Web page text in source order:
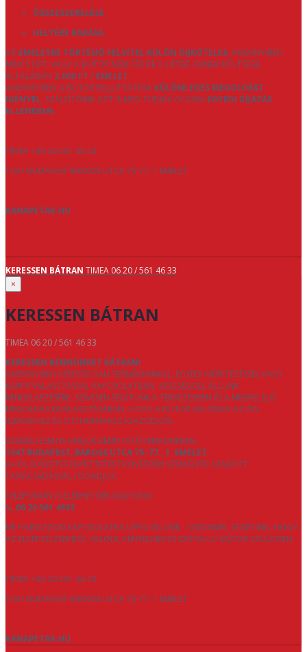
ÖSSZESZERELÉSE,
HELYÉRE RAKÁSA.
AZ EMELETRE TÖRTÉNŐ FELVITEL KÜLÖN DÍJKÖTELES, AMENNYIBEN
NINCS LIFT, VAGY A BÚTOR NEM FÉR BE A LIFTBE. ENNEK KÖLTSÉGE
ÁLTALÁBAN 2.000 FT / EMELET.
AMENNYIBEN A BÚTOR FELJUTTATÁSA KÜLÖNLEGES MEGOLDÁST
IGÉNYEL, SZÁLLÍTÓINK AZT IS MEG TUDJÁK OLDANI EGYEDI DÍJAZÁS
ELLENÉBEN.
TÍMEA +36 20 561 46 33
1047 BUDAPEST BAROSS UTCA 75-77. 1 EMELET
KANAPETAR.HU
KERESSEN BÁTRAN TIMEA 06 20 / 561 46 33
×
KERESSEN BÁTRAN
TIMEA 06 20 / 561 46 33
KERESSEN BENNÜNKET BÁTRAN!
AMENNYIBEN KÉRDÉSE VAN TERMÉKEINKKEL, EGYEDI MÉRETEZÉSSEL VAGY
KÁRPITVÁLASZTÁSSAL KAPCSOLATBAN, KÉSZSÉGGEL ÁLLUNK
RENDELKEZÉSÉRE. SZÍVESEN SEGÍTÜNK A TERVEZÉSBEN ÉS A MEGFELELŐ
MEGOLDÁS KIVÁLASZTÁSÁBAN, HOGY A BÚTOR VALÓBAN AZ ÖN
IGÉNYEIHEZ ÉS OTTHONÁHOZ IGAZODJON.
SZEMÉLYESEN IS VÁRJUK BEMUTATÓTERMÜNKBEN:
1047 BUDAPEST, BAROSS UTCA 75–77., 1. EMELET,
AHOL ELŐZETES EGYEZTETÉST KÖVETŐEN SZEMÉLYRE SZABOTT
TANÁCSADÁSSAL FOGADJUK.
TELEFONON IS ELÉRHETŐEK VAGYUNK:
📞 06 20 561 4633
NE HABOZZON KAPCSOLATBA LÉPNI VELÜNK – ÖRÖMMEL SEGÍTÜNK, HOGY
AZ ELKÉPZELÉSEKBŐL VALÓDI, KÉNYELMES ÉS IDŐTÁLLÓ BÚTOR SZÜLESSEN.
TÍMEA +36 20 561 46 33
1047 BUDAPEST BAROSS UTCA 75-77. 1 EMELET
KANAPETAR.HU